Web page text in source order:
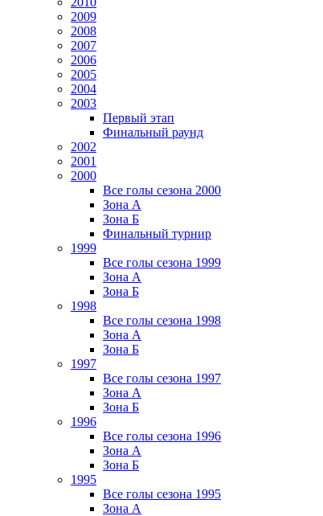
2009
2008
2007
2006
2005
2004
2003
Первый этап
Финальный раунд
2002
2001
2000
Все голы сезона 2000
Зона А
Зона Б
Финальный турнир
1999
Все голы сезона 1999
Зона А
Зона Б
1998
Все голы сезона 1998
Зона А
Зона Б
1997
Все голы сезона 1997
Зона А
Зона Б
1996
Все голы сезона 1996
Зона А
Зона Б
1995
Все голы сезона 1995
Зона А